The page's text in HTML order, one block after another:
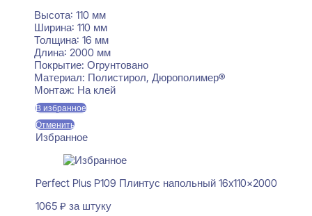
Высота: 110 мм
Ширина: 110 мм
Толщина: 16 мм
Длина: 2000 мм
Покрытие: Огрунтовано
Материал: Полистирол, Дюрополимер®
Монтаж: На клей
В избранное
Отменить
Избранное
Perfect Plus P109 Плинтус напольный 16x110x2000
1065 ₽ за штуку